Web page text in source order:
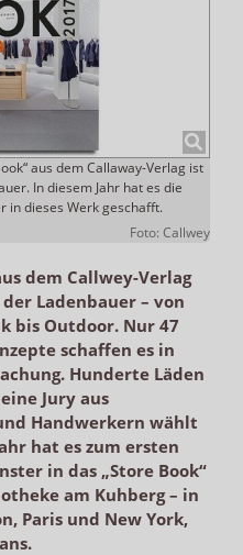
aus dem Callaway-Verlag ist
In diesem Jahr hat es die
in dieses Werk geschafft.
Foto: Callwey
dem Callwey-Verlag
Ladenbauer – von
bis Outdoor. Nur 47
schaffen es in
Hunderte Läden
Jury aus
Handwerkern wählt
hat es zum ersten
in das „Store Book“
am Kuhberg – in
Paris und New York,